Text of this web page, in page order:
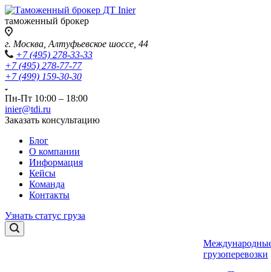
таможенный брокер
г. Москва, Алтуфьевское шоссе, 44
+7 (495) 278-33-33
+7 (495) 278-77-77
+7 (499) 159-30-30
Пн-Пт 10:00 – 18:00
inier@tdi.ru
Заказать консультацию
Блог
О компании
Информация
Кейсы
Команда
Контакты
Узнать статус груза
грузоперевозки